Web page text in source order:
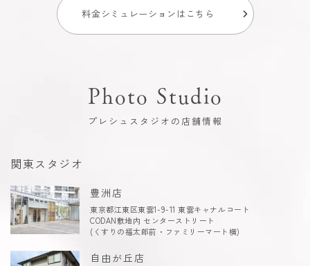
料金シミュレーションはこちら
Photo Studio
プレシュスタジオの店舗情報
関東スタジオ
豊洲店
東京都江東区東雲1-9-11 東雲キャナルコート
CODAN敷地内 センターストリート
(くすりの福太郎前・ファミリーマート横)
自由が丘店